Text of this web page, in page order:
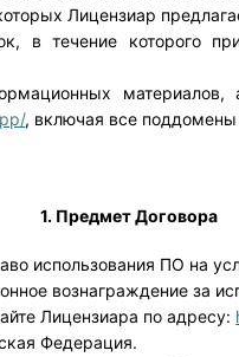
Лицензиар
в течение которого
, включая все поддомены
1. Предмет Договора
использования ПО на
вознаграждение за
Лицензиара по адресу:
Федерация.